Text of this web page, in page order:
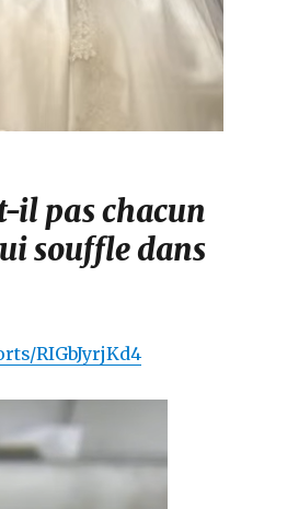
il pas chacun
souffle dans
RIGbJyrjKd4